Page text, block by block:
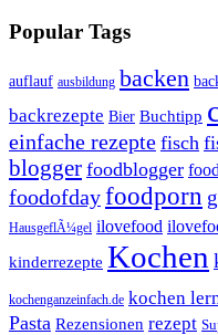
Popular Tags
auflauf ausbildung backen
backrezepte Bier Buchtipp
einfache rezepte fisch
blogger foodblogger
foodofdayfoodporn
HausgeflÃ¼gel ilovefood
kinderrezepte Kochen
kochenganzeinfach.de kochen
Pasta Rezensionen rezept